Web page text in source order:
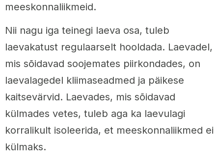
meeskonnaliikmeid.
Nii nagu iga teinegi laeva osa, tuleb
laevakatust regulaarselt hooldada. Laevadel,
mis sõidavad soojemates piirkondades, on
laevalagedel kliimaseadmed ja päikese
kaitsevärvid. Laevades, mis sõidavad
külmades vetes, tuleb aga ka laevulagi
korralikult isoleerida, et meeskonnaliikmed ei
külmaks.